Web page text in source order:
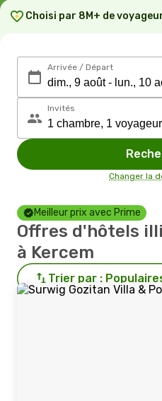
Choisi par 8M+ de
Arrivée / Départ
Invités
Changer la
Meilleur prix avec Prime
Offres d'hôtels
à Kercem
Trier par :